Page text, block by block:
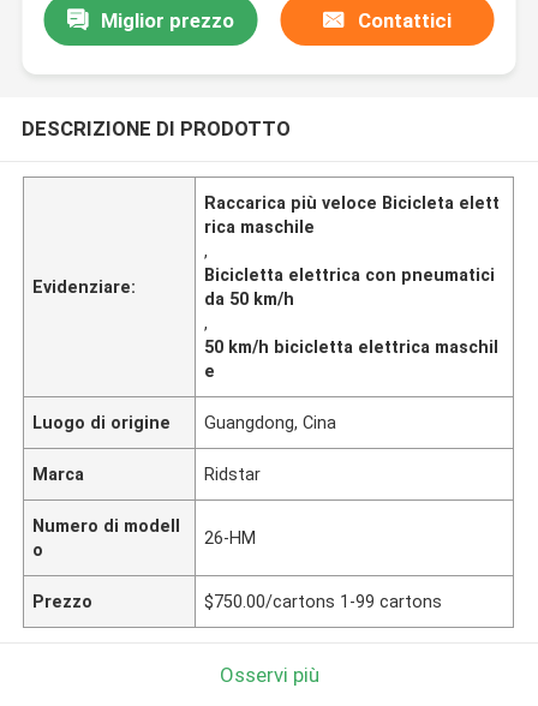
Miglior prezzo Contattici
DESCRIZIONE DI PRODOTTO
Evidenziare:
Raccarica più veloce Bicicleta elett
rica maschile
,
Bicicletta elettrica con pneumatici
da 50 km/h
,
50 km/h bicicletta elettrica maschil
e
Luogo di origine Guangdong, Cina
Marca Ridstar
Numero di modell
o
26-HM
Prezzo $750.00/cartons 1-99 cartons
Osservi più